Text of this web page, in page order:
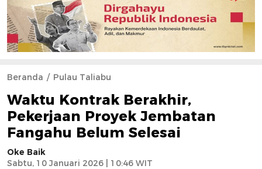
Beranda Pulau Taliabu
Waktu Kontrak Berakhir,
Pekerjaan Proyek Jembatan
Fangahu Belum Selesai
Oke Baik
Sabtu, 10 Januari 2026 | 10:46 WIT